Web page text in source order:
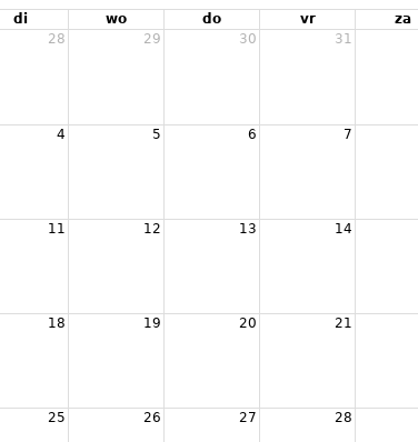
di wo do vr za
28 29 30 31
4 5 6 7
11 12 13 14
18 19 20 21
25 26 27 28